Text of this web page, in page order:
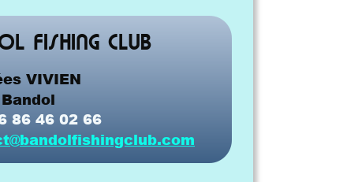
FISHING CLUB
VIVIEN
86 46 02 66